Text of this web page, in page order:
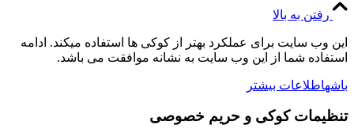
رفتن به بالا
این وب سایت برای عملکرد بهتر از کوکی ها استفاده میکند. ادامه
استفاده شما از این وب سایت به نشانه موافقت می باشد.
باشهاطلاعات بیشتر
تنظیمات کوکی و حریم خصوصی